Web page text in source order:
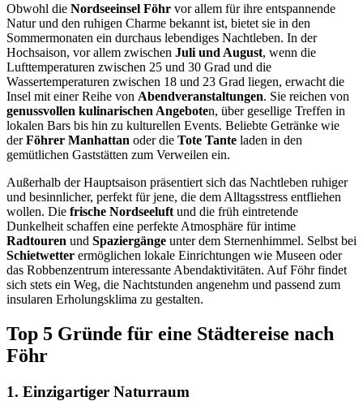
Obwohl die Nordseeinsel Föhr vor allem für ihre entspannende
Natur und den ruhigen Charme bekannt ist, bietet sie in den
Sommermonaten ein durchaus lebendiges Nachtleben. In der
Hochsaison, vor allem zwischen Juli und August, wenn die
Lufttemperaturen zwischen 25 und 30 Grad und die
Wassertemperaturen zwischen 18 und 23 Grad liegen, erwacht die
Insel mit einer Reihe von Abendveranstaltungen. Sie reichen von
genussvollen kulinarischen Angeboten, über gesellige Treffen in
lokalen Bars bis hin zu kulturellen Events. Beliebte Getränke wie
derFöhrer Manhattan oder die Tote Tante laden in den
gemütlichen Gaststätten zum Verweilen ein.
Außerhalb der Hauptsaison präsentiert sich das Nachtleben ruhiger
und besinnlicher, perfekt für jene, die dem Alltagsstress entfliehen
wollen. Die frische Nordseeluft und die früh eintretende
Dunkelheit schaffen eine perfekte Atmosphäre für intime
Radtouren und Spaziergänge unter dem Sternenhimmel. Selbst bei
Schietwetter ermöglichen lokale Einrichtungen wie Museen oder
das Robbenzentrum interessante Abendaktivitäten. Auf Föhr findet
sich stets ein Weg, die Nachtstunden angenehm und passend zum
insularen Erholungsklima zu gestalten.
Top 5 Gründe für eine Städtereise nach
Föhr
1. Einzigartiger Naturraum